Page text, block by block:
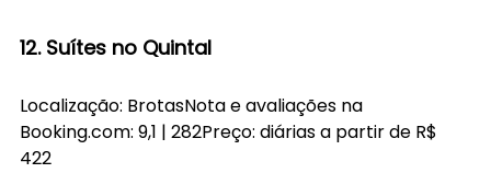
12. Suítes no Quintal
Localização: BrotasNota e avaliações na
Booking.com: 9,1 | 282Preço: diárias a partir de R$
422